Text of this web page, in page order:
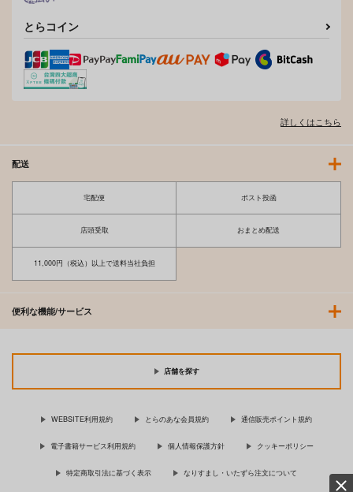
とらコイン
詳しくはこちら
配送
宅配便 ポスト投函
店頭受取 おまとめ配送
11,000円（税込）以上で送料当社負担
便利な機能/サービス
店舗を探す
WEBSITE利用規約 とらのあな会員規約 通信販売ポイント規約
電子書籍サービス利用規約 個人情報保護方針 クッキーポリシー
特定商取引法に基づく表示 なりすまし・いたずら注文について